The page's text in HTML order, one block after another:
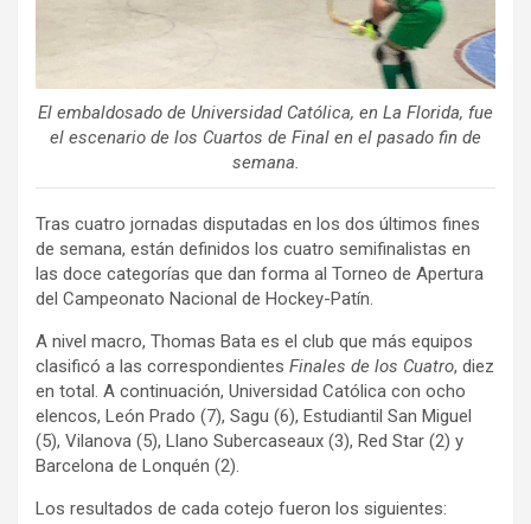
El embaldosado de Universidad Católica, en La Florida, fue
el escenario de los Cuartos de Final en el pasado fin de
semana.
Tras cuatro jornadas disputadas en los dos últimos fines
de semana, están definidos los cuatro semifinalistas en
las doce categorías que dan forma al Torneo de Apertura
del Campeonato Nacional de Hockey-Patín.
A nivel macro, Thomas Bata es el club que más equipos
clasificó a las correspondientes Finales de los Cuatro, diez
en total. A continuación, Universidad Católica con ocho
elencos, León Prado (7), Sagu (6), Estudiantil San Miguel
(5), Vilanova (5), Llano Subercaseaux (3), Red Star (2) y
Barcelona de Lonquén (2).
Los resultados de cada cotejo fueron los siguientes: